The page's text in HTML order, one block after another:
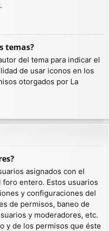
temas?
del tema para indicar el
de usar iconos en los
otorgados por La
asignados con el
entero. Estos usuarios
y configuraciones del
de permisos, baneo de
y moderadores, etc.
y de los permisos que éste